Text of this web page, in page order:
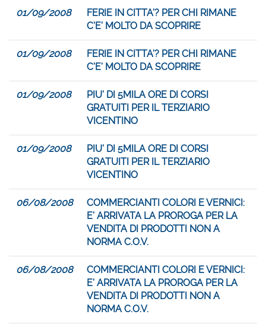
01/09/2008
FERIE IN CITTA’? PER CHI RIMANE
C’E’ MOLTO DA SCOPRIRE
01/09/2008
FERIE IN CITTA’? PER CHI RIMANE
C’E’ MOLTO DA SCOPRIRE
01/09/2008
PIU’ DI 5MILA ORE DI CORSI
GRATUITI PER IL TERZIARIO
VICENTINO
01/09/2008
PIU’ DI 5MILA ORE DI CORSI
GRATUITI PER IL TERZIARIO
VICENTINO
06/08/2008
COMMERCIANTI COLORI E VERNICI:
E’ ARRIVATA LA PROROGA PER LA
VENDITA DI PRODOTTI NON A
NORMA C.O.V.
06/08/2008
COMMERCIANTI COLORI E VERNICI:
E’ ARRIVATA LA PROROGA PER LA
VENDITA DI PRODOTTI NON A
NORMA C.O.V.